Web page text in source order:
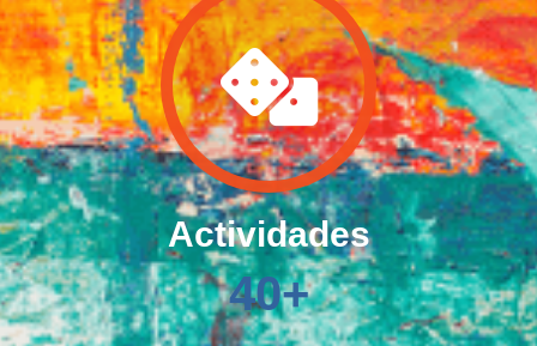
Actividades
40+